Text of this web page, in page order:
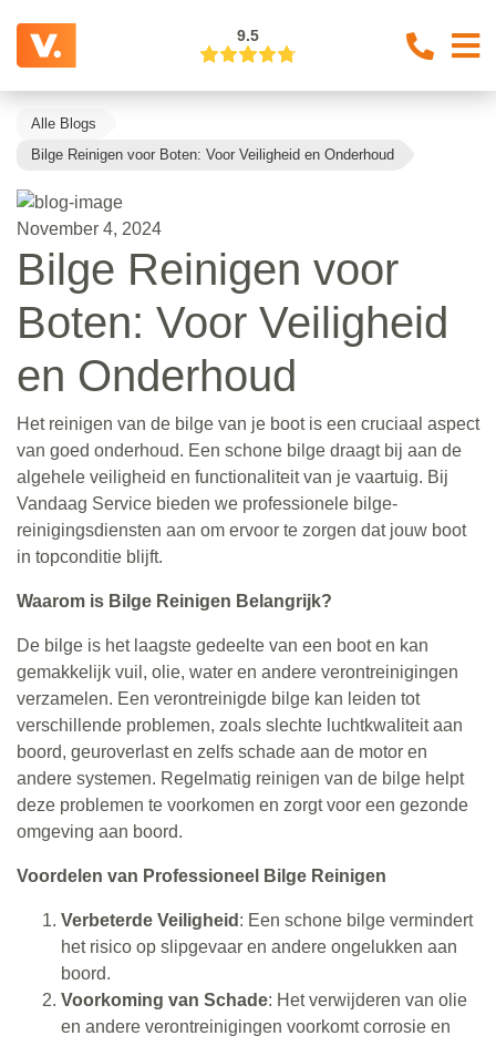
9.5
Alle Blogs
Bilge Reinigen voor Boten: Voor Veiligheid en Onderhoud
November 4, 2024
Bilge Reinigen voor
Boten: Voor Veiligheid
en Onderhoud
Het reinigen van de bilge van je boot is een cruciaal aspect
van goed onderhoud. Een schone bilge draagt bij aan de
algehele veiligheid en functionaliteit van je vaartuig. Bij
Vandaag Service bieden we professionele bilge-
reinigingsdiensten aan om ervoor te zorgen dat jouw boot
in topconditie blijft.
Waarom is Bilge Reinigen Belangrijk?
De bilge is het laagste gedeelte van een boot en kan
gemakkelijk vuil, olie, water en andere verontreinigingen
verzamelen. Een verontreinigde bilge kan leiden tot
verschillende problemen, zoals slechte luchtkwaliteit aan
boord, geuroverlast en zelfs schade aan de motor en
andere systemen. Regelmatig reinigen van de bilge helpt
deze problemen te voorkomen en zorgt voor een gezonde
omgeving aan boord.
Voordelen van Professioneel Bilge Reinigen
Verbeterde Veiligheid : Een schone bilge vermindert
het risico op slipgevaar en andere ongelukken aan
boord.
Voorkoming van Schade: Het verwijderen van olie
en andere verontreinigingen voorkomt corrosie en